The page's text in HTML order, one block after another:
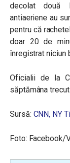
decolat două
antiaeriene au
pentru că
doar 20 de
înregistrat niciun
Oficialii de la
săptămâna
Sursă: CNN, NY
Foto: Facebook/